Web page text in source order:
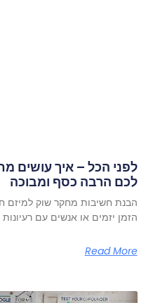
לפני הכל – איך עושים
לכם הרבה כסף ומבוכה
הבנת חשיבות מחקר שוק למיזם
הזמן יזמים או אנשים עם
Read More